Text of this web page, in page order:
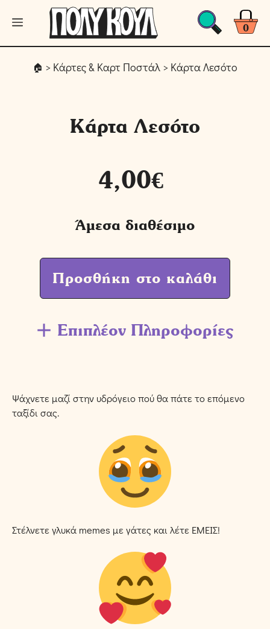
Μετάβαση
περιεχόμενο
0
Μενού
> Κάρτες & Καρτ Ποστάλ > Κάρτα Λεσότο
Κάρτα Λεσότο
4,00€
Άμεσα διαθέσιμο
Προσθήκη στο καλάθι
Επιπλέον Πληροφορίες
Ψάχνετε μαζί στην υδρόγειο πού θα πάτε το επόμενο
ταξίδι σας.
Στέλνετε γλυκά memes με γάτες και λέτε ΕΜΕΙΣ!